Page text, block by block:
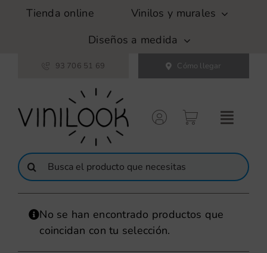
SaltarTienda online
Vinilos y murales
Diseños a medida
93 706 51 69 Cómo llegar
Buscar:
No se han encontrado productos que
coincidan con tu selección.